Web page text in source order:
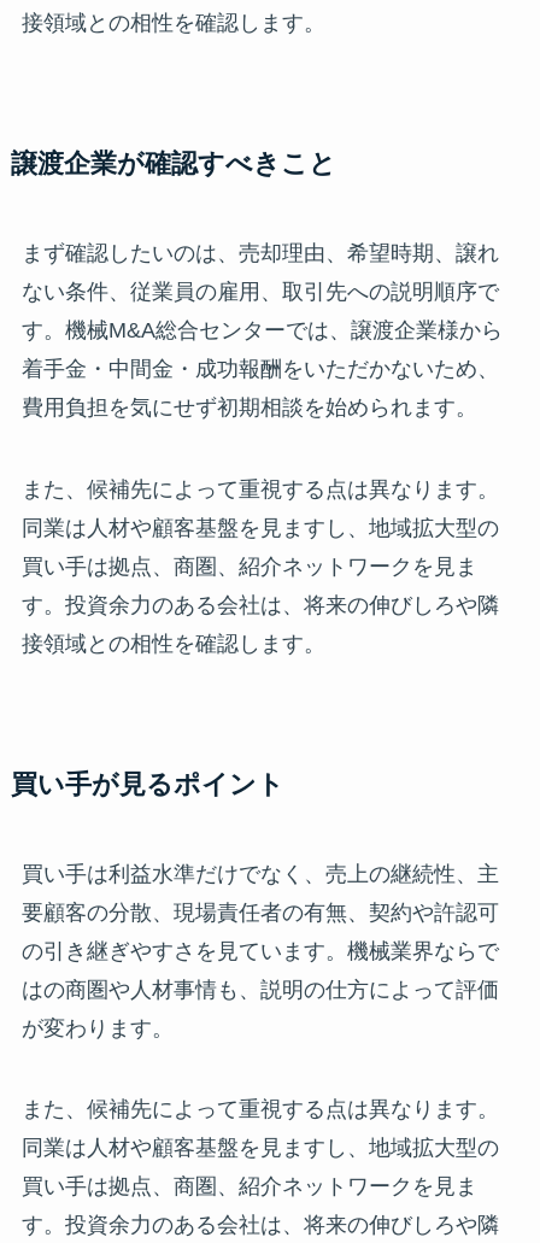
接領域との相性を確認します。
譲渡企業が確認すべきこと
まず確認したいのは、売却理由、希望時期、譲れ
ない条件、従業員の雇用、取引先への説明順序で
す。機械M&A総合センターでは、譲渡企業様から
着手金・中間金・成功報酬をいただかないため、
費用負担を気にせず初期相談を始められます。
また、候補先によって重視する点は異なります。
同業は人材や顧客基盤を見ますし、地域拡大型の
買い手は拠点、商圏、紹介ネットワークを見ま
す。投資余力のある会社は、将来の伸びしろや隣
接領域との相性を確認します。
買い手が見るポイント
買い手は利益水準だけでなく、売上の継続性、主
要顧客の分散、現場責任者の有無、契約や許認可
の引き継ぎやすさを見ています。機械業界ならで
はの商圏や人材事情も、説明の仕方によって評価
が変わります。
また、候補先によって重視する点は異なります。
同業は人材や顧客基盤を見ますし、地域拡大型の
買い手は拠点、商圏、紹介ネットワークを見ま
す。投資余力のある会社は、将来の伸びしろや隣